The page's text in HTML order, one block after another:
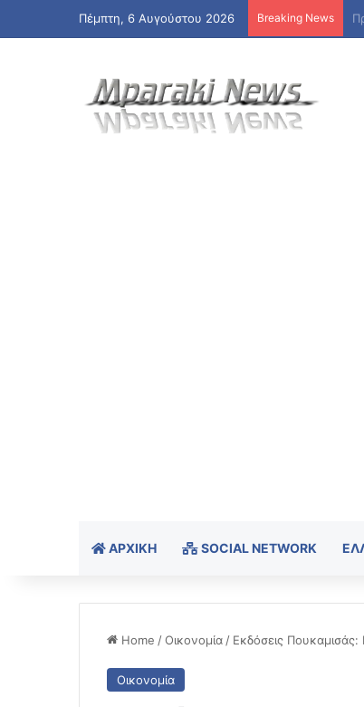
Πέμπτη, 6 Αυγούστου 2026 Breaking News
ΑΡΧΙΚΉ SOCIAL NETWORK
Home /Οικονομία / Εκδόσεις
Οικονομία